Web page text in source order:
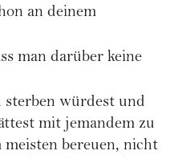
an deinem
man darüber keine
sterben würdest und
mit jemandem zu
bereuen, nicht